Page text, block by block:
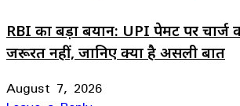
RBI का बड़ा बयान: UPI पेमेंट पर चार्ज
जरूरत नहीं, जानिए क्या है असली बात
August 7, 2026